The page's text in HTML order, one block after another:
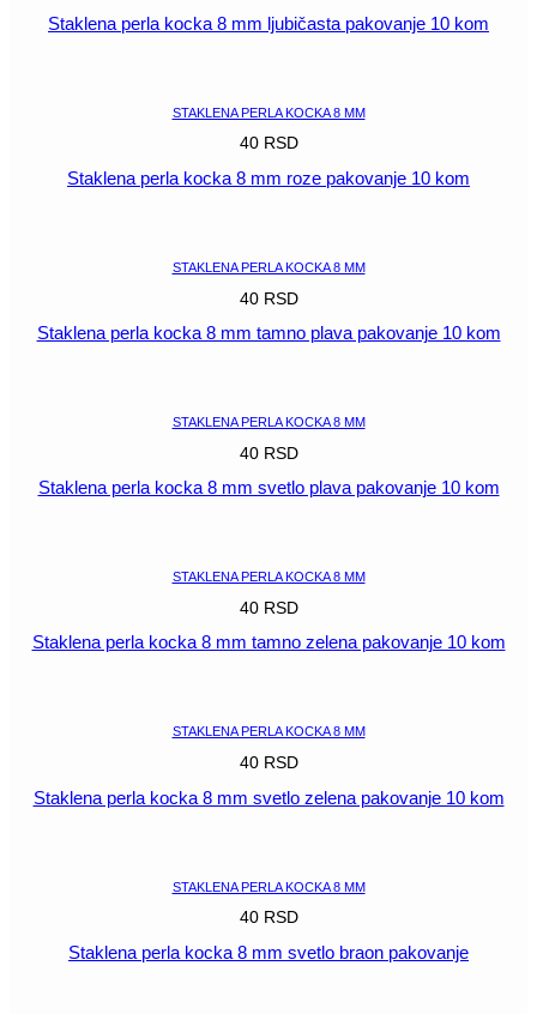
Staklena perla kocka 8 mm ljubičasta pakovanje 10 kom
STAKLENA PERLA KOCKA 8 MM
40 RSD
Staklena perla kocka 8 mm roze pakovanje 10 kom
STAKLENA PERLA KOCKA 8 MM
40 RSD
Staklena perla kocka 8 mm tamno plava pakovanje 10 kom
STAKLENA PERLA KOCKA 8 MM
40 RSD
Staklena perla kocka 8 mm svetlo plava pakovanje 10 kom
STAKLENA PERLA KOCKA 8 MM
40 RSD
Staklena perla kocka 8 mm tamno zelena pakovanje 10 kom
STAKLENA PERLA KOCKA 8 MM
40 RSD
Staklena perla kocka 8 mm svetlo zelena pakovanje 10 kom
STAKLENA PERLA KOCKA 8 MM
40 RSD
Staklena perla kocka 8 mm svetlo braon pakovanje